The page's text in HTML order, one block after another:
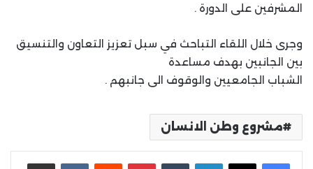
المشرفين على الدورة .
وجرى خلال اللقاء التباحث في سبل تعزيز التعاون والتنسيق
بين الجانبين بهدف مساعدة
الشباب الجامعيين والوقوف الى جانبهم .
مشروع وطن الانسان
لينكدإن بينتيريست مشاركة عبر البريد